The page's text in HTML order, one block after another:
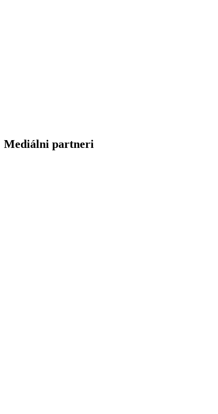
Mediálni partneri